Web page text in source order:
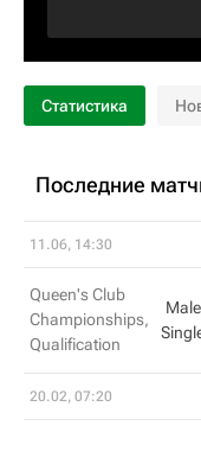
Статистика
Последние
11.06, 14:30
Queen's Club
Championships,
Qualification
Male
20.02, 07:20